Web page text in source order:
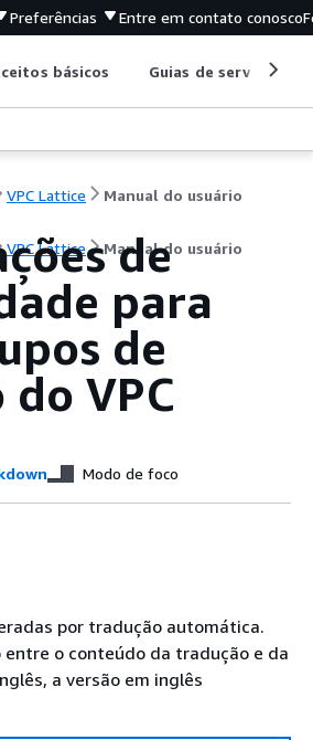
Preferências Entre em contato conosco
básicos Guias de serviço
VPC Lattice Manual do usuário
VPC Lattice Manual do usuário
de
para
de
VPC
Modo de foco
por tradução automática.
entre o conteúdo da tradução e da
a versão em inglês